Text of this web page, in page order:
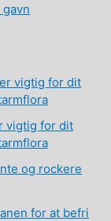
vigtig for dit
vigtig for dit
og rockere
for at befri